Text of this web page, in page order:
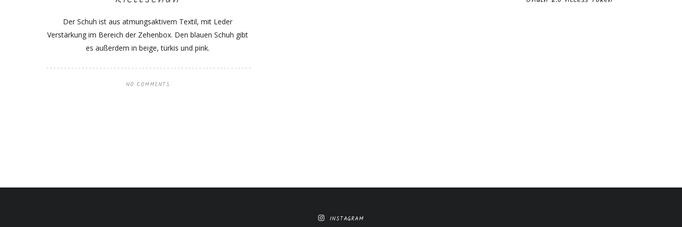
Der Schuh ist aus atmungsaktivem Textil, mit Leder
Verstärkung im Bereich der Zehenbox. Den blauen Schuh gibt
es außerdem in beige, türkis und pink.
NO COMMENTS
INSTAGRAM